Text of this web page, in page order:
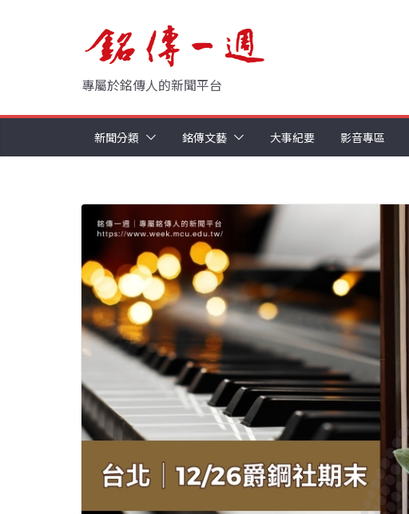
專屬於銘傳人的新聞平台
新聞分類 銘傳文藝 大事紀要 影音專區